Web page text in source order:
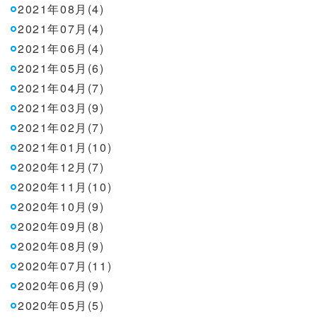
2021年08月(4)
2021年07月(4)
2021年06月(4)
2021年05月(6)
2021年04月(7)
2021年03月(9)
2021年02月(7)
2021年01月(10)
2020年12月(7)
2020年11月(10)
2020年10月(9)
2020年09月(8)
2020年08月(9)
2020年07月(11)
2020年06月(9)
2020年05月(5)